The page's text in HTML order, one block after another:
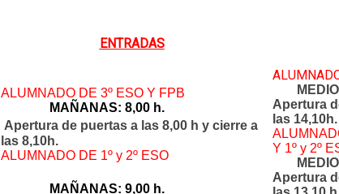
ENTRADAS
ALUMNADO DE 3º ESO Y FPB
MAÑANAS: 8,00 h.
Apertura de puertas a las 8,00 h y cierre a
las 8,10h.
ALUMNADO DE 1º y 2º ESO
MAÑANAS: 9,00 h.
Apertura
las 14,10h.
Y 1º y 2º
Apertura